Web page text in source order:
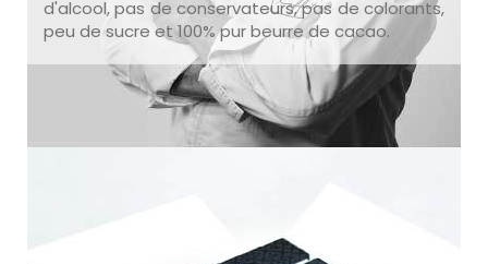
d'alcool, pas de conservateurs, pas de colorants,
peu de sucre et 100% pur beurre de cacao.